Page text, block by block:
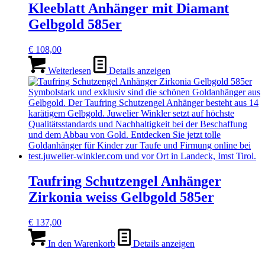
Kleeblatt Anhänger mit Diamant
Gelbgold 585er
€ 108,00
Weiterlesen Details anzeigen
Taufring Schutzengel Anhänger
Zirkonia weiss Gelbgold 585er
€ 137,00
In den Warenkorb Details anzeigen